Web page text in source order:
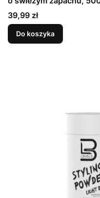
Cena
39,99 zł
Do koszyka